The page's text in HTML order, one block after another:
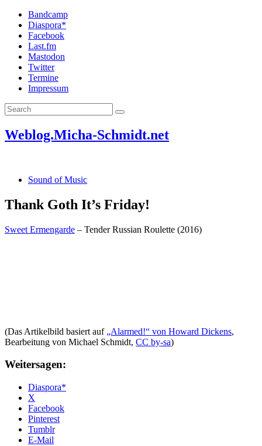
Bandcamp
Diaspora*
Facebook
Last.fm
Mastodon
Twitter
Termine
Impressum
Weblog.Micha-Schmidt.net
Sound of Music
Thank Goth It’s Friday!
Sweet Ermengarde – Tender Russian Roulette (2016)
(Das Artikelbild basiert auf „Alarmed!“ von Howard Dickens,
Bearbeitung von Michael Schmidt, CC by-sa)
Weitersagen:
Diaspora*
X
Facebook
Pinterest
Tumblr
E-Mail